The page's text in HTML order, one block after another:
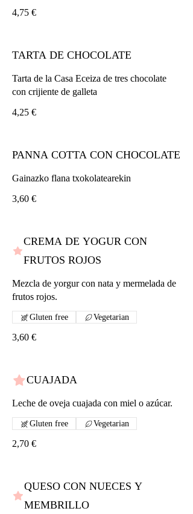
4,75 €
TARTA DE CHOCOLATE
Tarta de la Casa Eceiza de tres chocolate
con crijiente de galleta
4,25 €
PANNA COTTA CON CHOCOLATE
Gainazko flana txokolatearekin
3,60 €
CREMA DE YOGUR CON
FRUTOS ROJOS
Mezcla de yorgur con nata y mermelada de
frutos rojos.
3,60 €
Gluten free Vegetarian
CUAJADA
Leche de oveja cuajada con miel o azúcar.
2,70 €
Gluten free Vegetarian
QUESO CON NUECES Y
MEMBRILLO